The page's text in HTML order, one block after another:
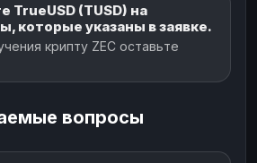
TrueUSD (TUSD) на
которые указаны в заявке.
крипту ZEC оставьте
вопросы